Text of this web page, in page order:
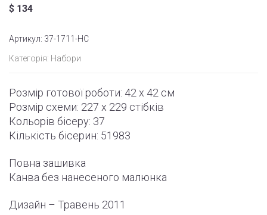
$ 134
Артикул: 37-1711-НС
Категорія: Набори
Розмір готової роботи: 42 x 42 см
Розмір схеми: 227 x 229 стібків
Кольорів бісеру: 37
Кількість бісерин: 51983
Повна зашивка
Канва без нанесеного малюнка
Дизайн – Травень 2011